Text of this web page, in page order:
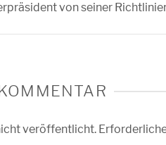
von seiner
veröffentlicht.